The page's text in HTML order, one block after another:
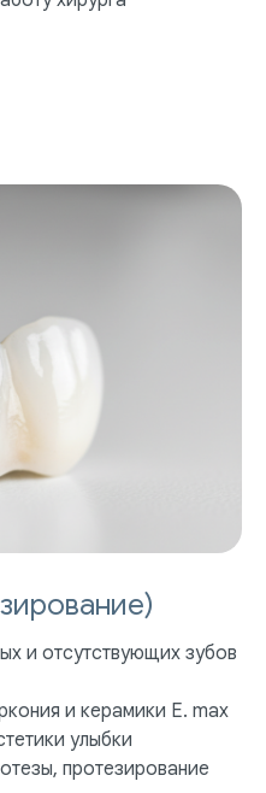
и отсутствующих зубов
и керамики E. max
улыбки
протезирование